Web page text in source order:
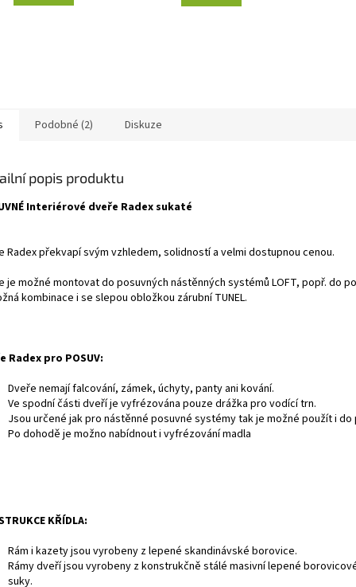
Podobné (2) Diskuze
popis produktu
Interiérové dveře Radex sukaté
Radex překvapí svým vzhledem, solidností a velmi dostupnou cenou.
je možné montovat do posuvných nástěnných systémů LOFT, popř. do
kombinace i se slepou obložkou zárubní TUNEL.
Radex pro POSUV:
Dveře nemají falcování, zámek, úchyty, panty ani kování.
Ve spodní části dveří je vyfrézována pouze drážka pro vodící trn.
Jsou určené jak pro nástěnné posuvné systémy tak je možné použít i do
Po dohodě je možno nabídnout i vyfrézování madla
KŘÍDLA:
Rám i kazety jsou vyrobeny z lepené skandinávské borovice.
Rámy dveří jsou vyrobeny z konstrukčně stálé masivní lepené
suky.